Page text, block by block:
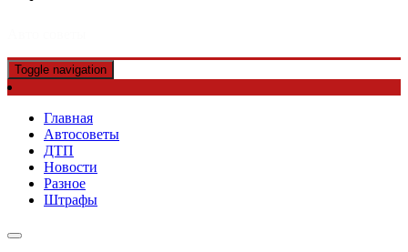
Toggle navigation
Главная
Автосоветы
ДТП
Новости
Разное
Штрафы